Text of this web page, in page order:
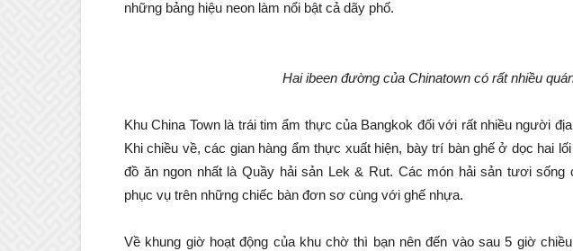
những bảng hiệu neon làm nổi bật cả dãy phố.
Hai ibeen đường của Chinatown có rất nhiều
Khu China Town là trái tim ẩm thực của Bangkok đối với rất nhiều người
Khi chiều về, các gian hàng ẩm thực xuất hiện, bày trí bàn ghế ở dọc hai
đồ ăn ngon nhất là Quầy hải sản Lek & Rut. Các món hải sản tươi
phục vụ trên những chiếc bàn đơn sơ cùng với ghế nhựa.
Về khung giờ hoạt động của khu chờ thì bạn nên đến vào sau 5 giờ